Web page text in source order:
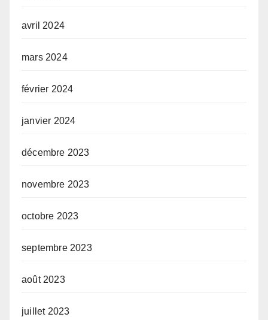
avril 2024
mars 2024
février 2024
janvier 2024
décembre 2023
novembre 2023
octobre 2023
septembre 2023
août 2023
juillet 2023